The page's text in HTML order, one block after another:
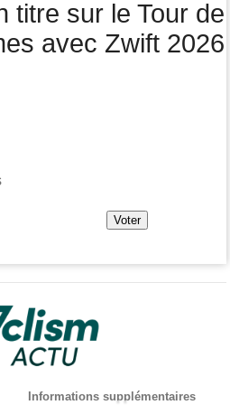
titre sur le Tour de
avec Zwift 2026
Informations supplémentaires